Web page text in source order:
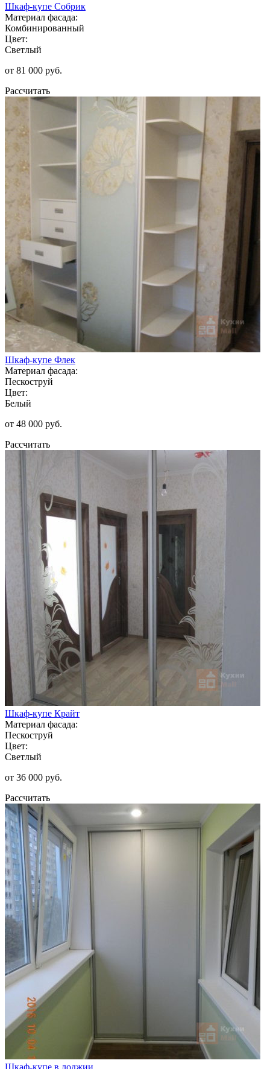
Шкаф-купе Собрик
Материал фасада:
Комбинированный
Цвет:
Светлый
от 81 000 руб.
Рассчитать
Шкаф-купе Флек
Материал фасада:
Пескоструй
Цвет:
Белый
от 48 000 руб.
Рассчитать
Шкаф-купе Крайт
Материал фасада:
Пескоструй
Цвет:
Светлый
от 36 000 руб.
Рассчитать
Шкаф-купе в лоджии